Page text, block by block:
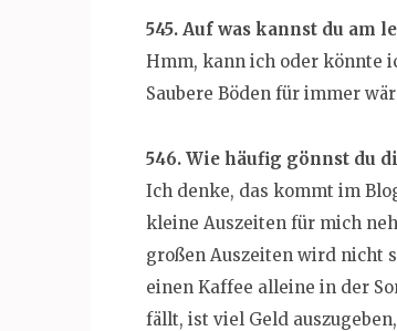
545. Auf was kannst du am
Hmm, kann ich oder könnte
Saubere Böden für immer
546. Wie häufig gönnst du
Ich denke, das kommt im
kleine Auszeiten für mich
großen Auszeiten wird nicht
einen Kaffee alleine in der
fällt, ist viel Geld